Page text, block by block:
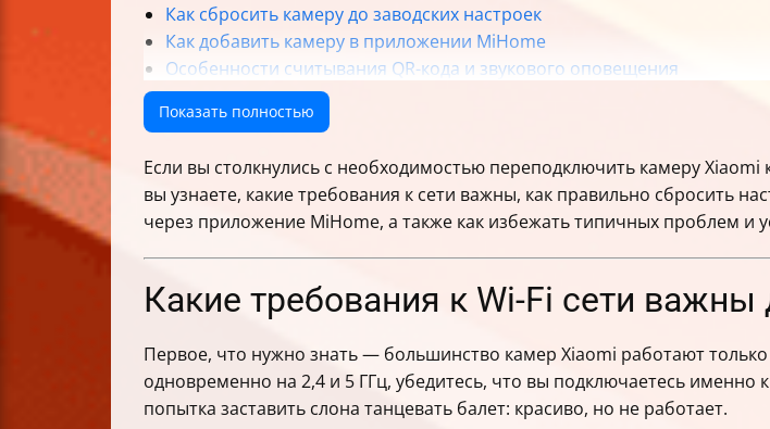
Как сбросить камеру до заводских настроек
Как добавить камеру в приложении MiHome
Особенности считывания QR-кода и звукового оповещения
Как выбрать правильный регион в MiHome
Важные параметры роутера, которые могут мешать подключению
Как отслеживать прогресс установки и статус подключения
Использование режима точки доступа на втором смартфоне
Сообщение “Не удалось добавить устройство” — что делать
Как переподключить камеру Xiaomi к новой Wi-Fi сети после смены
Проверка статуса подключения и работы камеры
Безопасность и приватность при подключении камеры
Таблица основных шагов подключения камеры Xiaomi к новой Wi-Fi
Показать полностью
Если вы столкнулись с необходимостью переподключить камеру
вы узнаете, какие требования к сети важны, как правильно сбросить
через приложение MiHome, а также как избежать типичных проблем и
Какие требования к Wi-Fi сети
Первое, что нужно знать — большинство камер Xiaomi работают только
одновременно на 2,4 и 5 ГГц, убедитесь, что вы подключаетесь именно
попытка заставить слона танцевать балет: красиво, но не работает.